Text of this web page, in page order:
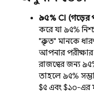
৯৫% CI (গড়ের
করে যা ৯৫%
"প্রকৃত" মানকে
আপনার
রাজস্বের জন্য
তাহলে ৯৫%
$৫ এবং $১০-এর